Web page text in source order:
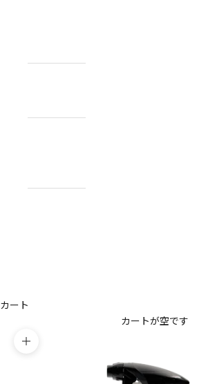
カート
カートが空です
ズームイン